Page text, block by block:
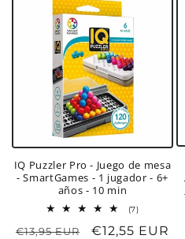
IQ Puzzler Pro - Juego de mesa
- SmartGames - 1 jugador - 6+
años - 10 min
(7)7
totales
Precio
€13,95 EUR
Precio
€12,55 EUR